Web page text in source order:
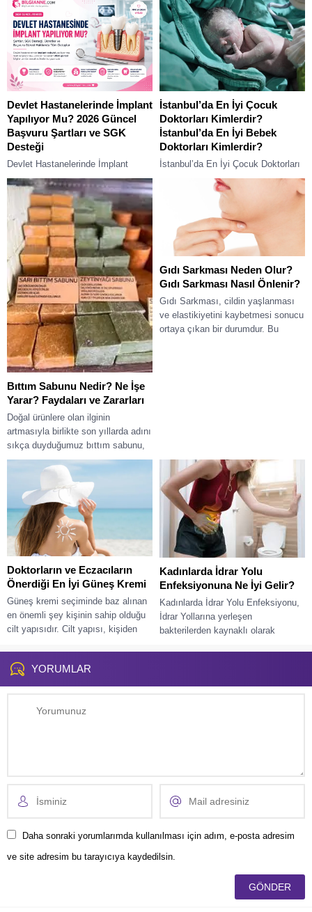
Devlet Hastanelerinde İmplant
Yapılıyor Mu? 2026 Güncel
Başvuru Şartları ve SGK
Desteği
Devlet Hastanelerinde İmplant
Yapılıyor Mu? 2026 Güncel Başvuru
Şartları ve SGK Desteği Diş kaybı
yaşayan vatandaşların en çok
araştırdığı konuların...
İstanbul’da En İyi Çocuk
Doktorları Kimlerdir?
İstanbul’da En İyi Bebek
Doktorları Kimlerdir?
İstanbul’da En İyi Çocuk Doktorları
Kimlerdir? İstanbul’da En İyi Bebek
Doktorları Kimlerdir? İstanbul’da en
iyi bebek doktorlarını belirlemek zor
Bıttım Sabunu Nedir? Ne İşe
Yarar? Faydaları ve Zararları
Doğal ürünlere olan ilginin
artmasıyla birlikte son yıllarda adını
sıkça duyduğumuz bıttım sabunu,
özellikle saç ve cilt bakımında
tercih edilen...
Gıdı Sarkması Neden Olur?
Gıdı Sarkması Nasıl Önlenir?
Gıdı Sarkması, cildin yaşlanması
ve elastikiyetini kaybetmesi sonucu
ortaya çıkan bir durumdur. Bu
Doktorların ve Eczacıların
Önerdiği En İyi Güneş Kremi
Güneş kremi seçiminde baz alınan
en önemli şey kişinin sahip olduğu
cilt yapısıdır. Cilt yapısı, kişiden
Kadınlarda İdrar Yolu
Enfeksiyonuna Ne İyi Gelir​?
Kadınlarda İdrar Yolu Enfeksiyonu,
İdrar Yollarına yerleşen
bakterilerden kaynaklı olarak
YORUMLAR
Daha sonraki yorumlarımda kullanılması için adım, e-posta adresim
ve site adresim bu tarayıcıya kaydedilsin.